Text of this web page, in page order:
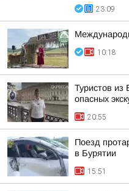
23:09
10:18
Туристов из
опасных
20:55
Поезд
в Бурятии
15:51